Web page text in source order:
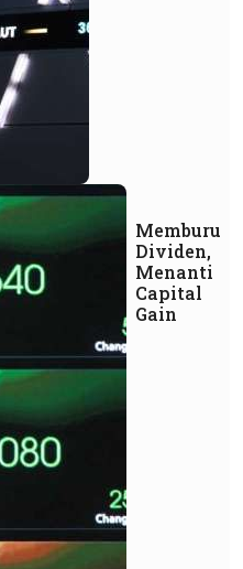
Memburu
Dividen,
Menanti
Capital
Gain